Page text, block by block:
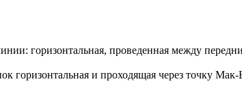
горизонтальная, проведенная между
горизонтальная и проходящая через точку Мак-